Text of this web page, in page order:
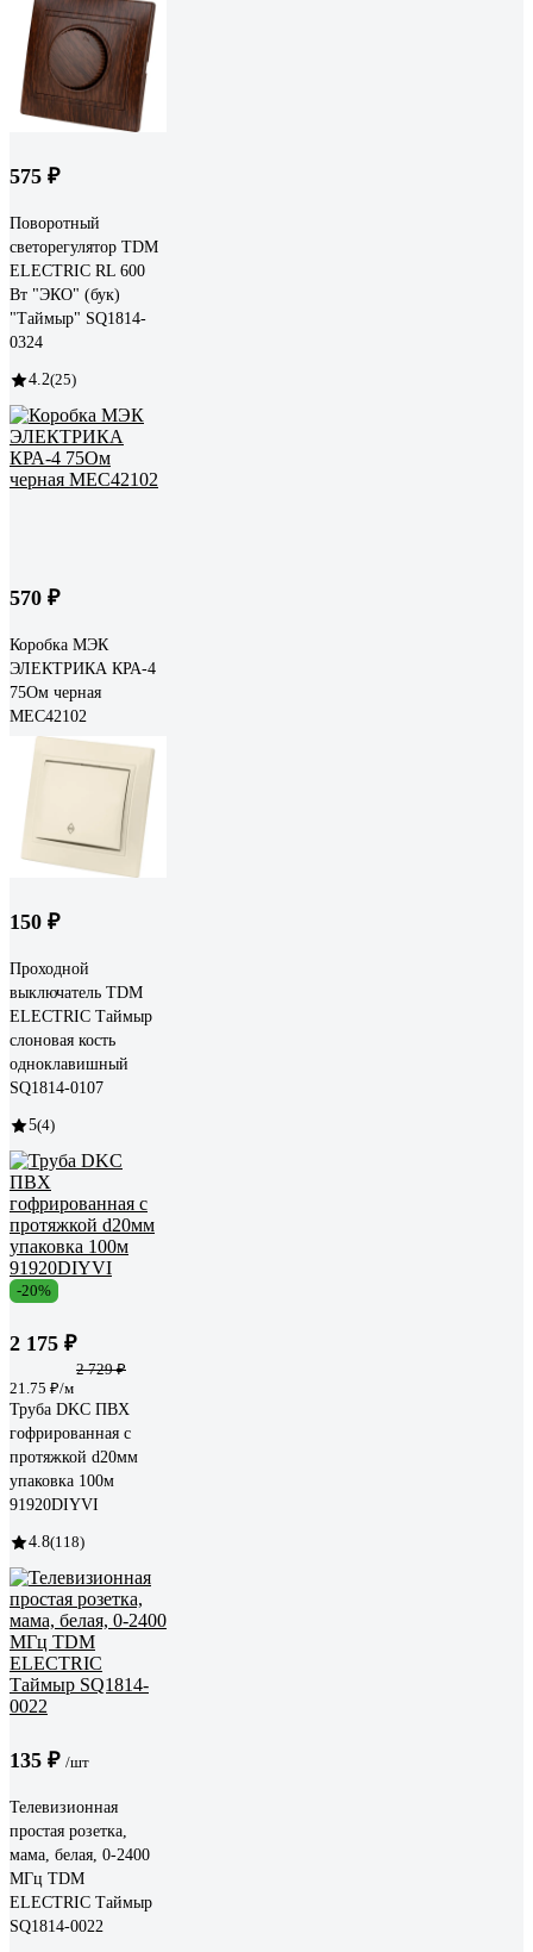
575 ₽
Поворотный
светорегулятор TDM
ELECTRIC RL 600
Вт "ЭКО" (бук)
"Таймыр" SQ1814-
0324
4.2(25)
570 ₽
Коробка МЭК
ЭЛЕКТРИКА КРА-4
75Ом черная
MEC42102
150 ₽
Проходной
выключатель TDM
ELECTRIC Таймыр
слоновая кость
одноклавишный
SQ1814-0107
5(4)
-20%
2 175 ₽
2 729 ₽
21.75 ₽/м
Труба DKC ПВХ
гофрированная c
протяжкой d20мм
упаковка 100м
91920DIYVI
4.8(118)
135 ₽ /шт
Телевизионная
простая розетка,
мама, белая, 0-2400
МГц TDM
ELECTRIC Таймыр
SQ1814-0022